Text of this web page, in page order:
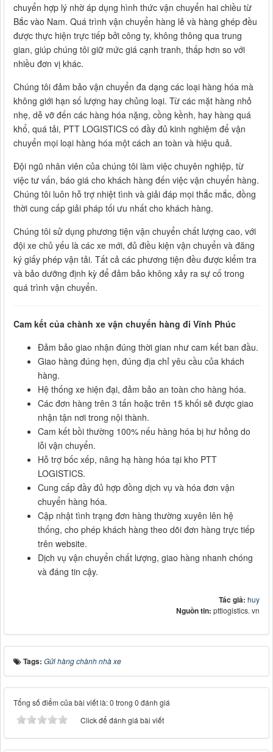
chuyển hợp lý nhờ áp dụng hình thức vận chuyển hai chiều từ
Bắc vào Nam. Quá trình vận chuyển hàng lẻ và hàng ghép đều
được thực hiện trực tiếp bởi công ty, không thông qua trung
gian, giúp chúng tôi giữ mức giá cạnh tranh, thấp hơn so với
nhiều đơn vị khác.
Chúng tôi đảm bảo vận chuyển đa dạng các loại hàng hóa mà
không giới hạn số lượng hay chủng loại. Từ các mặt hàng nhỏ
nhẹ, dễ vỡ đến các hàng hóa nặng, cồng kềnh, hay hàng quá
khổ, quá tải, PTT LOGISTICS có đầy đủ kinh nghiệm để vận
chuyển mọi loại hàng hóa một cách an toàn và hiệu quả.
Đội ngũ nhân viên của chúng tôi làm việc chuyên nghiệp, từ
việc tư vấn, báo giá cho khách hàng đến việc vận chuyển hàng.
Chúng tôi luôn hỗ trợ nhiệt tình và giải đáp mọi thắc mắc, đồng
thời cung cấp giải pháp tối ưu nhất cho khách hàng.
Chúng tôi sử dụng phương tiện vận chuyển chất lượng cao, với
đội xe chủ yếu là các xe mới, đủ điều kiện vận chuyển và đăng
ký giấy phép vận tải. Tất cả các phương tiện đều được kiểm tra
và bảo dưỡng định kỳ để đảm bảo không xảy ra sự cố trong
quá trình vận chuyển.
Cam kết của chành xe vận chuyển hàng đi Vĩnh Phúc
Đảm bảo giao nhận đúng thời gian như cam kết ban đầu.
Giao hàng đúng hẹn, đúng địa chỉ yêu cầu của khách
hàng.
Hệ thống xe hiện đại, đảm bảo an toàn cho hàng hóa.
Các đơn hàng trên 3 tấn hoặc trên 15 khối sẽ được giao
nhận tận nơi trong nội thành.
Cam kết bồi thường 100% nếu hàng hóa bị hư hỏng do
lỗi vận chuyển.
Hỗ trợ bốc xếp, nâng hạ hàng hóa tại kho PTT
LOGISTICS.
Cung cấp đầy đủ hợp đồng dịch vụ và hóa đơn vận
chuyển hàng hóa.
Cập nhật tình trạng đơn hàng thường xuyên lên hệ
thống, cho phép khách hàng theo dõi đơn hàng trực tiếp
trên website.
Dịch vụ vận chuyển chất lượng, giao hàng nhanh chóng
và đáng tin cậy.
Tác giả: huy
Nguồn tin: pttlogistics. vn
Tags: Gửi hàng chành nhà xe
Tổng số điểm của bài viết là: 0 trong 0 đánh giá
Click để đánh giá bài viết